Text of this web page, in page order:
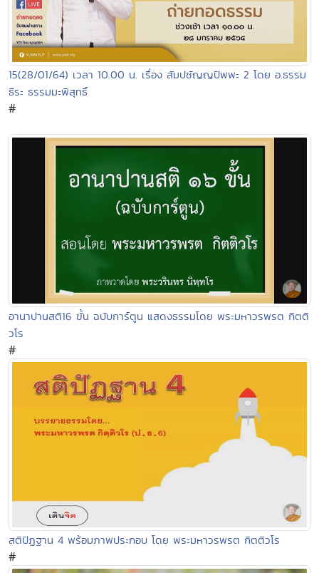
15(28/01/64) เวลา 10.00 น. เรื่อง สัมปชัญญปัพพะ 2 โดย อ.ธรรม
ธีระ ธรรมมะพิสุทธิ์
#
อานาปานสติ16 ขั้น ฉบับการ์ตูน แสดงธรรมโดย พระมหาวรพรต กิตติ
วโร
#
สติปัฏฐาน 4 พร้อมภาพประกอบ โดย พระมหาวรพรต กิตติวโร
#